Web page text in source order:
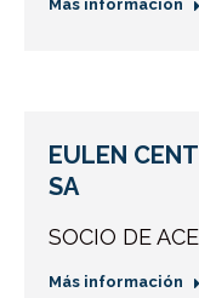
Más información
EULEN
SA
SOCIO DE
Más información